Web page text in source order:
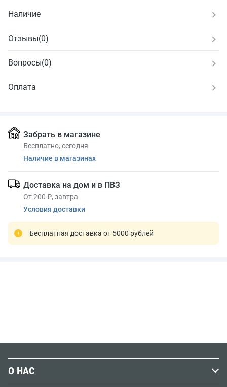
Наличие
Отзывы(0)
Вопросы(0)
Оплата
Забрать в магазине
Бесплатно, сегодня
Наличие в магазинах
Доставка на дом и в ПВЗ
От 200 ₽, завтра
Условия доставки
Бесплатная доставка от 5000 рублей
О НАС